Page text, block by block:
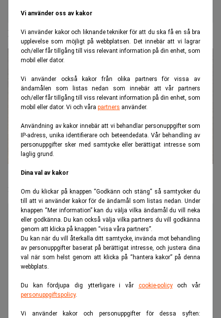
Vi använder oss av kakor
Vi använder kakor och liknande tekniker för att du ska få en så bra
upplevelse som möjligt på webbplatsen. Det innebär att vi lagrar
och/eller får tillgång till viss relevant information på din enhet, som
mobil eller dator.
Vi använder också kakor från olika partners för vissa av
ändamålen som listas nedan som innebär att vår partners
och/eller får tillgång till viss relevant information på din enhet, som
mobil eller dator. Vi och våra partners använder.
Användning av kakor innebär att vi behandlar personuppgifter som
IP-adress, unika identifierare och beteendedata. Vår behandling av
personuppgifter sker med samtycke eller berättigat intresse som
laglig grund.
Dina val av kakor
Om du klickar på knappen “Godkänn och stäng” så samtycker du
till att vi använder kakor för de ändamål som listas nedan. Under
knappen “Mer information” kan du välja vilka ändamål du vill neka
eller godkänna. Du kan också välja vilka partners du vill godkänna
genom att klicka på knappen “visa våra partners”.
Du kan när du vill återkalla ditt samtycke, invända mot behandling
av personuppgifter baserat på berättigat intresse, och justera dina
val när som helst genom att klicka på “hantera kakor” på denna
webbplats.
Du kan fördjupa dig ytterligare i vår cookie-policyoch vår
personuppgiftspolicy.
Vi använder kakor och personuppgifter för dessa syften:
Ny chefsjurist på RI
"Juridiken har blivit en viktig begränsningsfaktor
i politiken"